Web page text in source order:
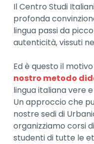
Il Centro Studi
profonda
lingua passi da
autenticità, vissuti
Ed è questo il
nostro metodo
lingua italiana vere
Un approccio che
nostre sedi di
organizziamo corsi
studenti di tutte le